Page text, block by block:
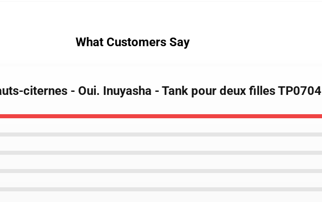
What Customers Say
citernes - Oui. Inuyasha - Tank pour deux filles TP0704